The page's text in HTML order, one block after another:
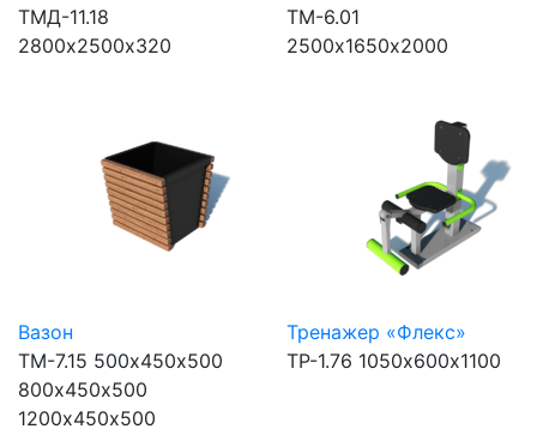
ТМД-11.18
2800х2500х320
ТМ-6.01
2500х1650х2000
Вазон
ТМ-7.15 500х450х500
800х450x500
1200х450х500
Тренажер «Флекс»
ТР-1.76 1050х600х1100